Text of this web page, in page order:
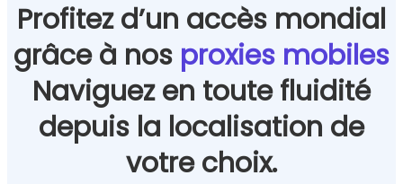
Profitez d’un accès mondial
grâce à nos proxies mobiles
Naviguez en toute fluidité
depuis la localisation de
votre choix.